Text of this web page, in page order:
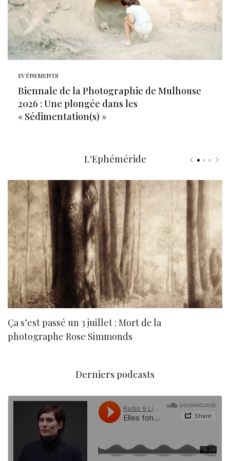
EVÉNEMENTS
Biennale de la Photographie de Mulhouse
2026 : Une plongée dans les
« Sédimentation(s) »
L'Ephéméride
Ça s’est passé un 3 juillet : Mort de la
photographe Rose Simmonds
Derniers podcasts